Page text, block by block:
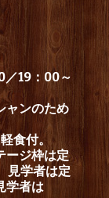
19：00～
ャンのため
軽食付。
ージ枠は定
見学者は定
学者は